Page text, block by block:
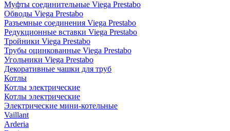
Муфты соединительные Viega Prestabo
Обводы Viega Prestabo
Разъемные соединения Viega Prestabo
Редукционные вставки Viega Prestabo
Тройники Viega Prestabo
Трубы оцинкованные Viega Prestabo
Угольники Viega Prestabo
Декоративные чашки для труб
Котлы
Котлы электрические
Котлы электрические
Электрические мини-котельные
Vaillant
Arderia